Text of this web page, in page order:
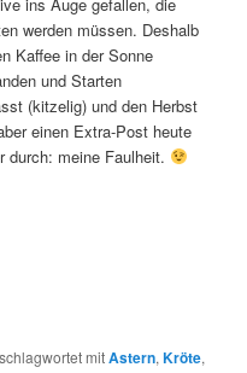
werden müssen. Deshalb
Kaffee in der Sonne
und Starten
(kitzelig) und den Herbst
einen Extra-Post heute
meine Faulheit.
mitAstern,Kröte,